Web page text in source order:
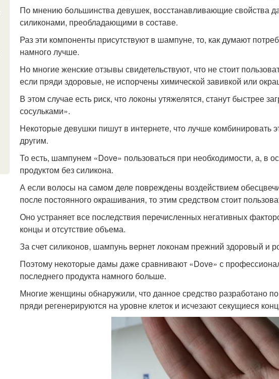
По мнению большинства девушек, восстанавливающие свойства
силиконами, преобладающими в составе.
Раз эти компоненты присутствуют в шампуне, то, как думают
намного лучше.
Но многие женские отзывы свидетельствуют, что не стоит
если пряди здоровые, не испорчены химической завивкой или
В этом случае есть риск, что локоны утяжелятся, станут быстрее
сосульками».
Некоторые девушки пишут в интернете, что лучше комбинировать
другим.
То есть, шампунем «Dove» пользоваться при необходимости, а,
продуктом без силикона.
А если волосы на самом деле повреждены воздействием
после постоянного окрашивания, то этим средством стоит
Оно устраняет все последствия перечисленных негативных
концы и отсутствие объема.
За счет силиконов, шампунь вернет локонам прежний здоровый и
Поэтому некоторые дамы даже сравнивают «Dove» с
последнего продукта намного больше.
Многие женщины обнаружили, что данное средство разработано
пряди регенерируются на уровне клеток и исчезают секущиеся